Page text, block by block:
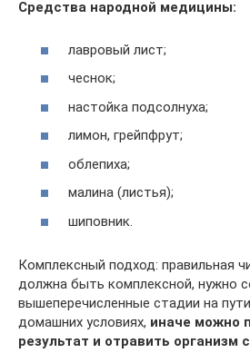
Средства народной медицины:
лавровый лист;
чеснок;
настойка подсолнуха;
лимон, грейпфрут;
облепиха;
малина (листья);
шиповник.
Комплексный подход: правильная
должна быть комплексной, нужно
вышеперечисленные стадии на
домашних условиях, иначе можно
результат и отравить организм